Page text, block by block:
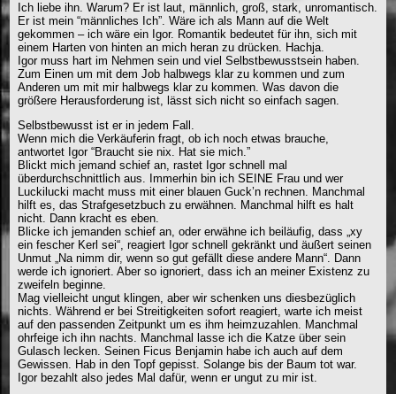
Ich liebe ihn. Warum? Er ist laut, männlich, groß, stark, unromantisch.
Er ist mein “männliches Ich”. Wäre ich als Mann auf die Welt
gekommen – ich wäre ein Igor. Romantik bedeutet für ihn, sich mit
einem Harten von hinten an mich heran zu drücken. Hachja.
Igor muss hart im Nehmen sein und viel Selbstbewusstsein haben.
Zum Einen um mit dem Job halbwegs klar zu kommen und zum
Anderen um mit mir halbwegs klar zu kommen. Was davon die
größere Herausforderung ist, lässt sich nicht so einfach sagen.
Selbstbewusst ist er in jedem Fall.
Wenn mich die Verkäuferin fragt, ob ich noch etwas brauche,
antwortet Igor “Braucht sie nix. Hat sie mich.”
Blickt mich jemand schief an, rastet Igor schnell mal
überdurchschnittlich aus. Immerhin bin ich SEINE Frau und wer
Luckilucki macht muss mit einer blauen Guck’n rechnen. Manchmal
hilft es, das Strafgesetzbuch zu erwähnen. Manchmal hilft es halt
nicht. Dann kracht es eben.
Blicke ich jemanden schief an, oder erwähne ich beiläufig, dass „xy
ein fescher Kerl sei“, reagiert Igor schnell gekränkt und äußert seinen
Unmut „Na nimm dir, wenn so gut gefällt diese andere Mann“. Dann
werde ich ignoriert. Aber so ignoriert, dass ich an meiner Existenz zu
zweifeln beginne.
Mag vielleicht ungut klingen, aber wir schenken uns diesbezüglich
nichts. Während er bei Streitigkeiten sofort reagiert, warte ich meist
auf den passenden Zeitpunkt um es ihm heimzuzahlen. Manchmal
ohrfeige ich ihn nachts. Manchmal lasse ich die Katze über sein
Gulasch lecken. Seinen Ficus Benjamin habe ich auch auf dem
Gewissen. Hab in den Topf gepisst. Solange bis der Baum tot war.
Igor bezahlt also jedes Mal dafür, wenn er ungut zu mir ist.